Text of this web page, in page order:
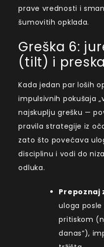
prave vrednosti i
šumovitih opklada.
Greška 6:
(tilt) i
Kada jedan par loših
impulsivnih pokušaja
najskuplju grešku —
pravila strategije iz
zato što povećava
disciplinu i vodi do
odluka.
Prepoznaj
uloga
pritiskom
danas”),